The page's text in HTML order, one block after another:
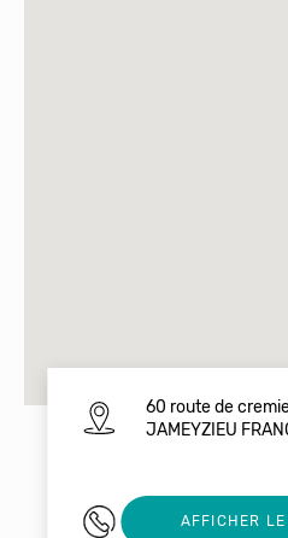
60 route de
JAMEYZIEU
0607728164
AFFICHER LE